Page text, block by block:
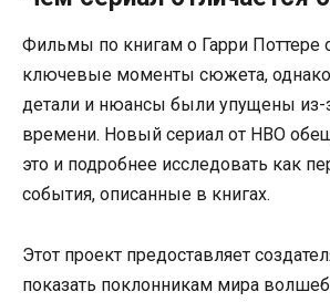
Фильмы по книгам о Гарри Поттере
ключевые моменты сюжета,
детали и нюансы были упущены из-
времени. Новый сериал от HBO
это и подробнее исследовать как
события, описанные в книгах.
Этот проект предоставляет
показать поклонникам мира